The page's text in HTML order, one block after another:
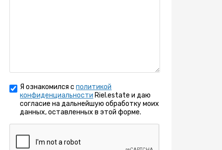
Я ознакомился сполитикой
конфиденциальности Riel.estate и даю
согласие на дальнейшую обработку моих
данных, оставленных в этой форме.